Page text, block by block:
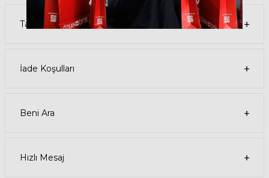
destek@ozkanoptik.com
Fotokromik
Tavsiye Et
İade Koşulları
Beni Ara
Hızlı Mesaj